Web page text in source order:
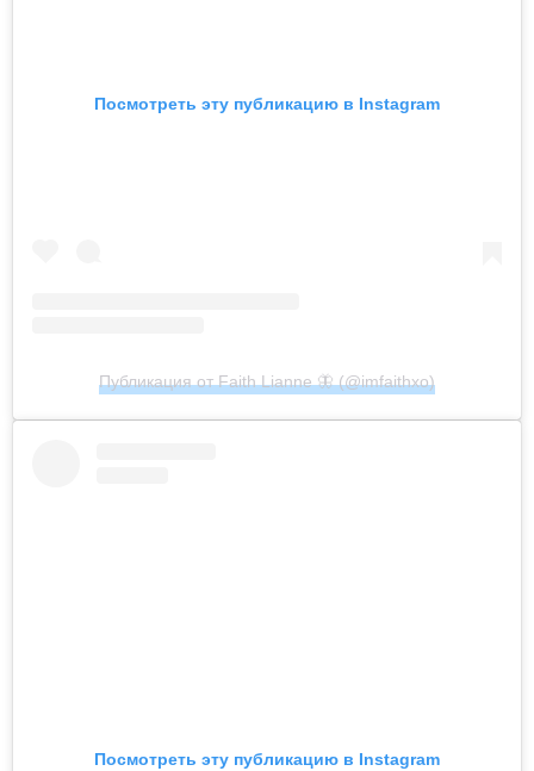
Посмотреть эту публикацию в Instagram
Публикация от Faith Lianne 🦋 (@imfaithxo)
Посмотреть эту публикацию в Instagram